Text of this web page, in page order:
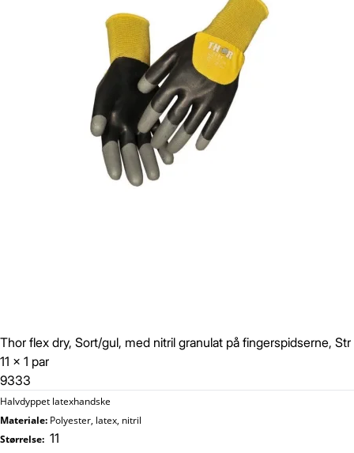
Thor flex dry, Sort/gul, med nitril granulat på fingerspidserne, Str
11 x 1 par
9333
Halvdyppet latexhandske
Materiale: Polyester, latex, nitril
Størrelse: 11